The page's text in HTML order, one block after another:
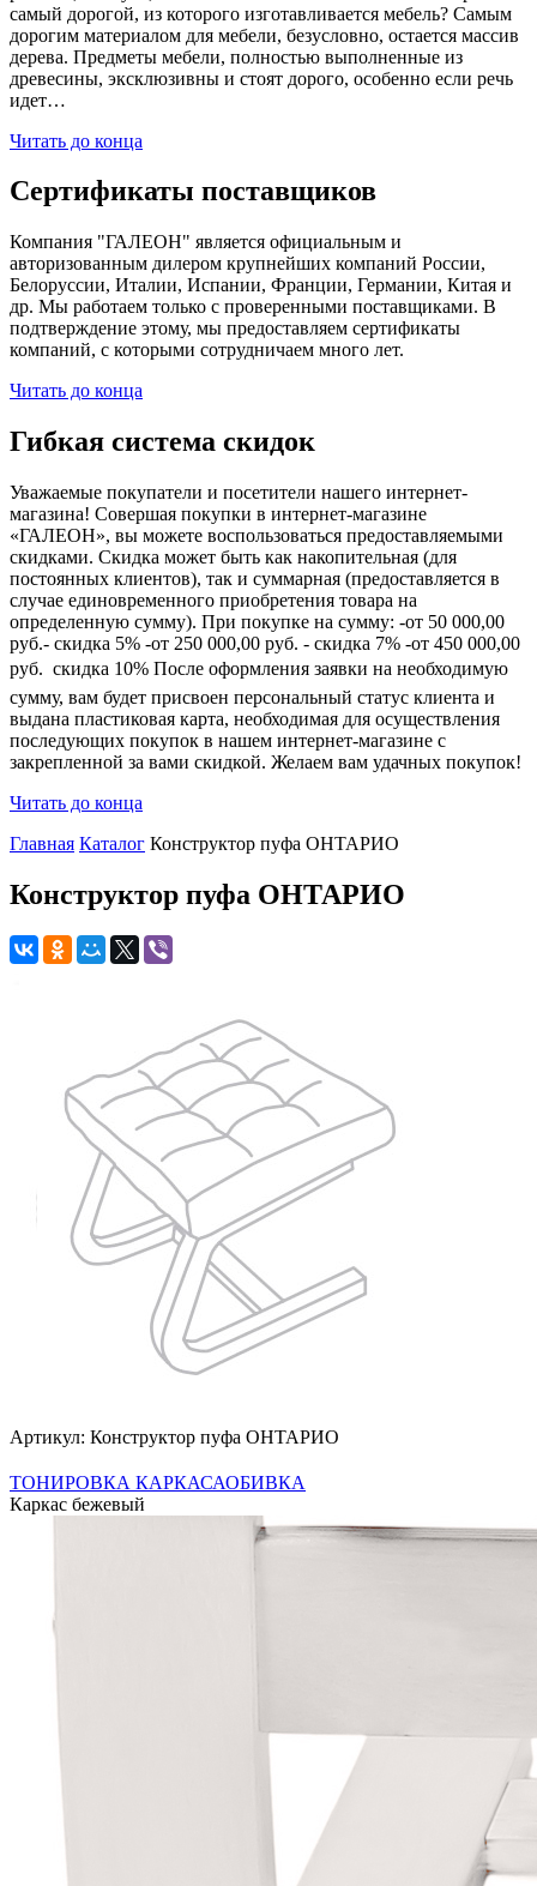
самый дорогой, из которого изготавливается мебель? Самым
дорогим материалом для мебели, безусловно, остается массив
дерева. Предметы мебели, полностью выполненные из
древесины, эксклюзивны и стоят дорого, особенно если речь
идет…
Читать до конца
Сертификаты поставщиков
Компания "ГАЛЕОН" является официальным и
авторизованным дилером крупнейших компаний России,
Белоруссии, Италии, Испании, Франции, Германии, Китая и
др. Мы работаем только с проверенными поставщиками. В
подтверждение этому, мы предоставляем сертификаты
компаний, с которыми сотрудничаем много лет.
Читать до конца
Гибкая система скидок
Уважаемые покупатели и посетители нашего интернет-
магазина! Совершая покупки в интернет-магазине
«ГАЛЕОН», вы можете воспользоваться предоставляемыми
скидками. Скидка может быть как накопительная (для
постоянных клиентов), так и суммарная (предоставляется в
случае единовременного приобретения товара на
определенную сумму). При покупке на сумму: -от 50 000,00
руб.- скидка 5% -от 250 000,00 руб. - скидка 7% -от 450 000,00
руб.  скидка 10% После оформления заявки на необходимую
сумму, вам будет присвоен персональный статус клиента и
выдана пластиковая карта, необходимая для осуществления
последующих покупок в нашем интернет-магазине с
закрепленной за вами скидкой. Желаем вам удачных покупок!
Читать до конца
Главная Каталог Конструктор пуфа ОНТАРИО
Конструктор пуфа ОНТАРИО
Артикул: Конструктор пуфа ОНТАРИО
ТОНИРОВКА КАРКАСАОБИВКА
Каркас бежевый